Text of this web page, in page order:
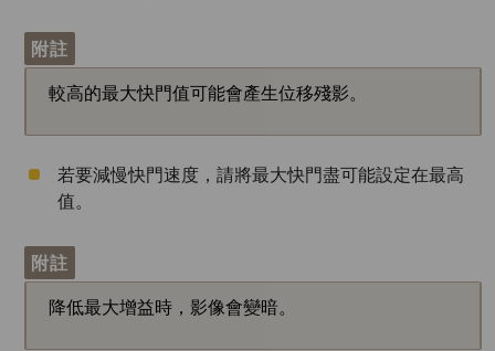
附註
較高的最大快門值可能會產生位移殘影。
若要減慢快門速度，請將最大快門盡可能設定在最高
值。
附註
降低最大增益時，影像會變暗。